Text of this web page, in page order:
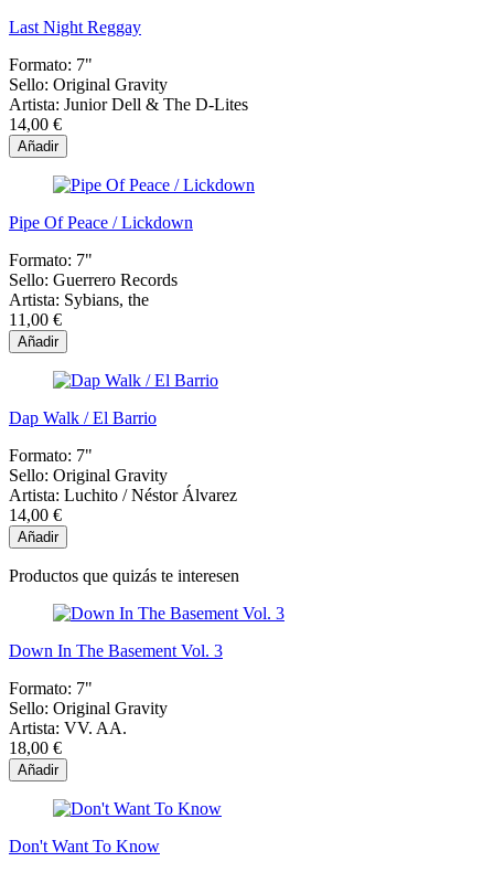
Last Night Reggay
Formato: 7"
Sello: Original Gravity
Artista: Junior Dell & The D-Lites
14,00 €
Añadir
Pipe Of Peace / Lickdown
Formato: 7"
Sello: Guerrero Records
Artista: Sybians, the
11,00 €
Añadir
Dap Walk / El Barrio
Formato: 7"
Sello: Original Gravity
Artista: Luchito / Néstor Álvarez
14,00 €
Añadir
Productos que quizás te interesen
Down In The Basement Vol. 3
Formato: 7"
Sello: Original Gravity
Artista: VV. AA.
18,00 €
Añadir
Don't Want To Know